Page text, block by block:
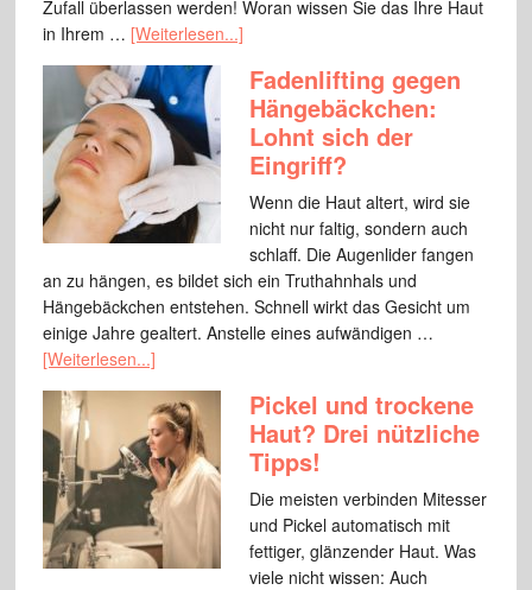
Zufall überlassen werden! Woran wissen Sie das Ihre Haut
in Ihrem … [Weiterlesen...]
Fadenlifting gegen
Hängebäckchen:
Lohnt sich der
Eingriff?
Wenn die Haut altert, wird sie
nicht nur faltig, sondern auch
schlaff. Die Augenlider fangen
an zu hängen, es bildet sich ein Truthahnhals und
Hängebäckchen entstehen. Schnell wirkt das Gesicht um
einige Jahre gealtert. Anstelle eines aufwändigen …
[Weiterlesen...]
Pickel und trockene
Haut? Drei nützliche
Tipps!
Die meisten verbinden Mitesser
und Pickel automatisch mit
fettiger, glänzender Haut. Was
viele nicht wissen: Auch